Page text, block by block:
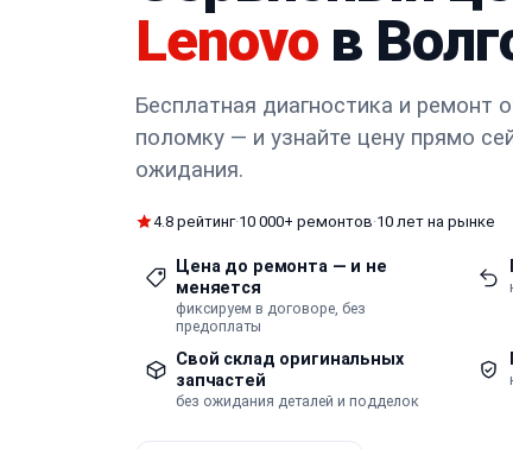
Lenovoв
Бесплатная диагностика и ремонт
поломку — и узнайте цену прямо
ожидания.
4.8 рейтинг·10 000+ ремонтов·10 лет на рынке
Цена до ремонта — и не
меняется
фиксируем в договоре, без
предоплаты
Свой склад оригинальных
запчастей
без ожидания деталей и подделок